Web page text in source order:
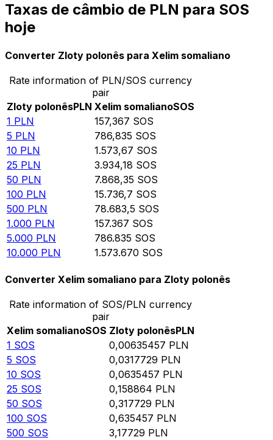
Taxas de câmbio de PLN para SOS
hoje
Converter Zloty polonês para Xelim somaliano
Rate information of PLN/SOS currency
pair
Zloty polonêsPLN Xelim somalianoSOS
1 PLN 157,367 SOS
5 PLN 786,835 SOS
10 PLN 1.573,67 SOS
25 PLN 3.934,18 SOS
50 PLN 7.868,35 SOS
100 PLN 15.736,7 SOS
500 PLN 78.683,5 SOS
1.000 PLN 157.367 SOS
5.000 PLN 786.835 SOS
10.000 PLN 1.573.670 SOS
Converter Xelim somaliano para Zloty polonês
Rate information of SOS/PLN currency
pair
Xelim somalianoSOS Zloty polonêsPLN
1 SOS 0,00635457 PLN
5 SOS 0,0317729 PLN
10 SOS 0,0635457 PLN
25 SOS 0,158864 PLN
50 SOS 0,317729 PLN
100 SOS 0,635457 PLN
500 SOS 3,17729 PLN